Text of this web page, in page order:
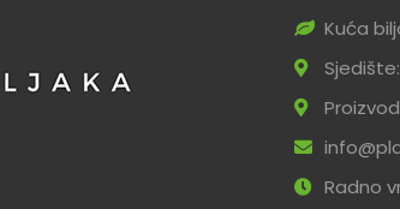
Kuća
Radno